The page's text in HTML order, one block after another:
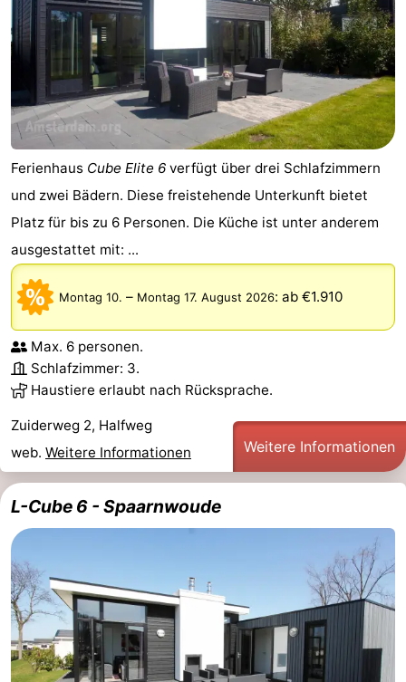
Ferienhaus Cube Elite 6 verfügt über drei Schlafzimmern
und zwei Bädern. Diese freistehende Unterkunft bietet
Platz für bis zu 6 Personen. Die Küche ist unter anderem
ausgestattet mit: ...
Montag 10. – Montag 17. August 2026: ab €1.910
Max. 6 personen.
Schlafzimmer: 3.
Haustiere erlaubt nach Rücksprache.
Zuiderweg 2, Halfweg
web. Weitere Informationen Weitere Informationen
L-Cube 6 - Spaarnwoude